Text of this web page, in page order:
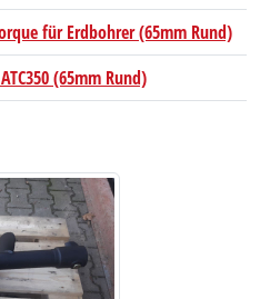
für Erdbohrer (65mm Rund)
(65mm Rund)